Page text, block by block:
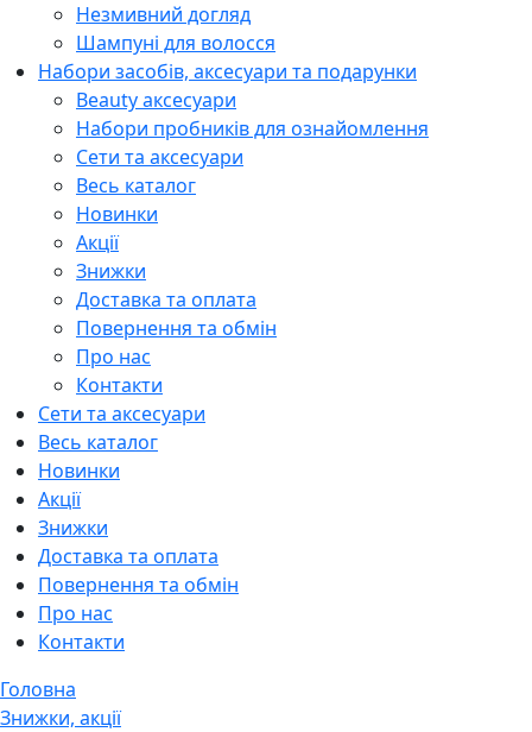
Незмивний догляд
Шампуні для волосся
Набори засобів, аксесуари та подарунки
Beauty аксесуари
Набори пробників для ознайомлення
Сети та аксесуари
Весь каталог
Новинки
Акції
Знижки
Доставка та оплата
Повернення та обмін
Про нас
Контакти
Сети та аксесуари
Весь каталог
Новинки
Акції
Знижки
Доставка та оплата
Повернення та обмін
Про нас
Контакти
Головна
Знижки, акції